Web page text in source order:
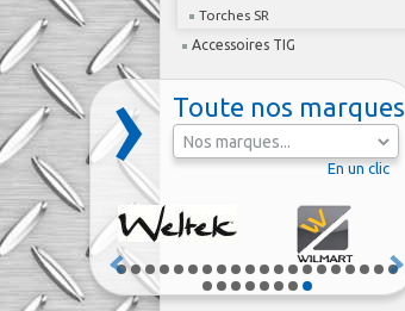
Torches SR
Accessoires TIG
Toute nos marques
En un clic